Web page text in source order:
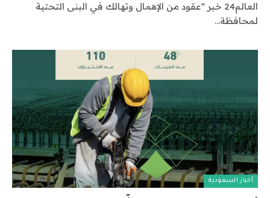
العالم24 خبر “عقود من الإهمال وتهالك في البنى التحتية
لمحافظة…
أخبار السعودية